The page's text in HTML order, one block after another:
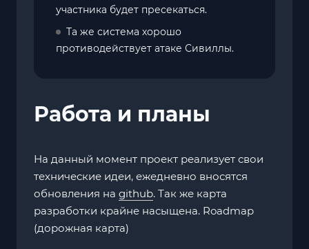
участника будет пресекаться.
Та же система хорошо
противодействует атаке Сивиллы.
Работа и планы
На данный момент проект реализует свои
технические идеи, ежедневно вносятся
обновления на github. Так же карта
разработки крайне насыщена. Roadmap
(дорожная карта)